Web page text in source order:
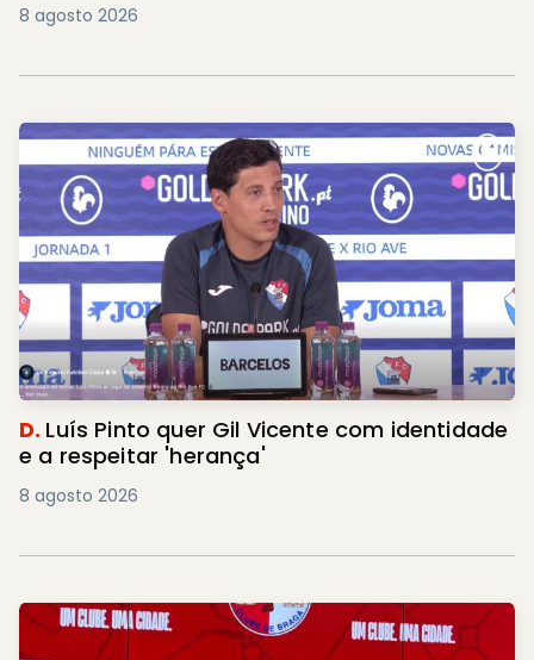
8 agosto 2026
D. Luís Pinto quer Gil Vicente com identidade
e a respeitar 'herança'
8 agosto 2026